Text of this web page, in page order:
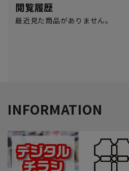
閲覧履歴
最近見た商品がありません。
INFORMATION